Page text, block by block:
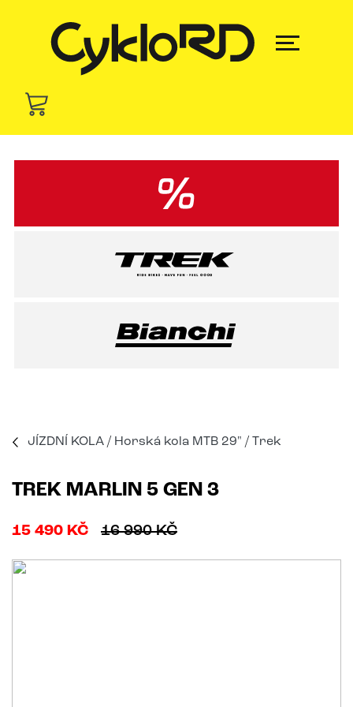
JÍZDNÍ KOLA / Horská kola MTB 29" / Trek
TREK MARLIN 5 GEN 3
15 490 KČ 16 990 KČ